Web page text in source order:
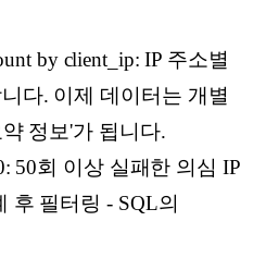
by client_ip: IP 주소별
다. 이제 데이터는 개별
정보'가 됩니다.
50회 이상 실패한 의심 IP
후 필터링 - SQL의